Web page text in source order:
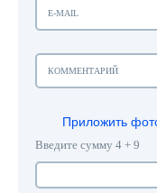
Приложить
Введите сумму 4 + 9